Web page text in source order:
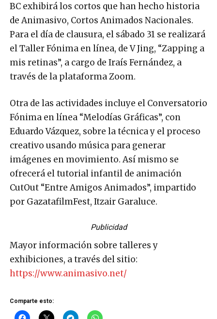
BC exhibirá los cortos que han hecho historia
de Animasivo, Cortos Animados Nacionales.
Para el día de clausura, el sábado 31 se realizará
el Taller Fónima en línea, de V Jing, “Zapping a
mis retinas”, a cargo de Iraís Fernández, a
través de la plataforma Zoom.
Otra de las actividades incluye el Conversatorio
Fónima en línea “Melodías Gráficas”, con
Eduardo Vázquez, sobre la técnica y el proceso
creativo usando música para generar
imágenes en movimiento. Así mismo se
ofrecerá el tutorial infantil de animación
CutOut “Entre Amigos Animados”, impartido
por GazatafilmFest, Itzair Garaluce.
Publicidad
Mayor información sobre talleres y
exhibiciones, a través del sitio:
https://www.animasivo.net/
Comparte esto: